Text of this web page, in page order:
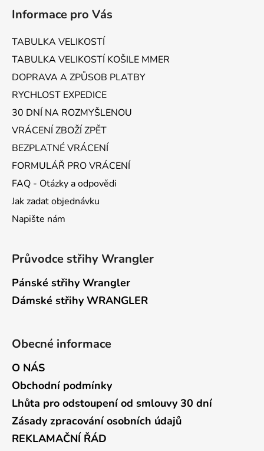
Informace pro Vás
TABULKA VELIKOSTÍ
TABULKA VELIKOSTÍ KOŠILE MMER
DOPRAVA A ZPŮSOB PLATBY
RYCHLOST EXPEDICE
30 DNÍ NA ROZMYŠLENOU
VRÁCENÍ ZBOŽÍ ZPĚT
BEZPLATNÉ VRÁCENÍ
FORMULÁŘ PRO VRÁCENÍ
FAQ - Otázky a odpovědi
Jak zadat objednávku
Napište nám
Průvodce střihy Wrangler
Pánské střihy Wrangler
Dámské střihy WRANGLER
Obecné informace
O NÁS
Obchodní podmínky
Lhůta pro odstoupení od smlouvy 30 dní
Zásady zpracování osobních údajů
REKLAMAČNÍ ŘÁD